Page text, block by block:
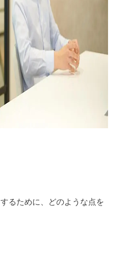
るために、どのような点を